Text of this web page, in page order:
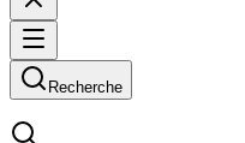
Recherche